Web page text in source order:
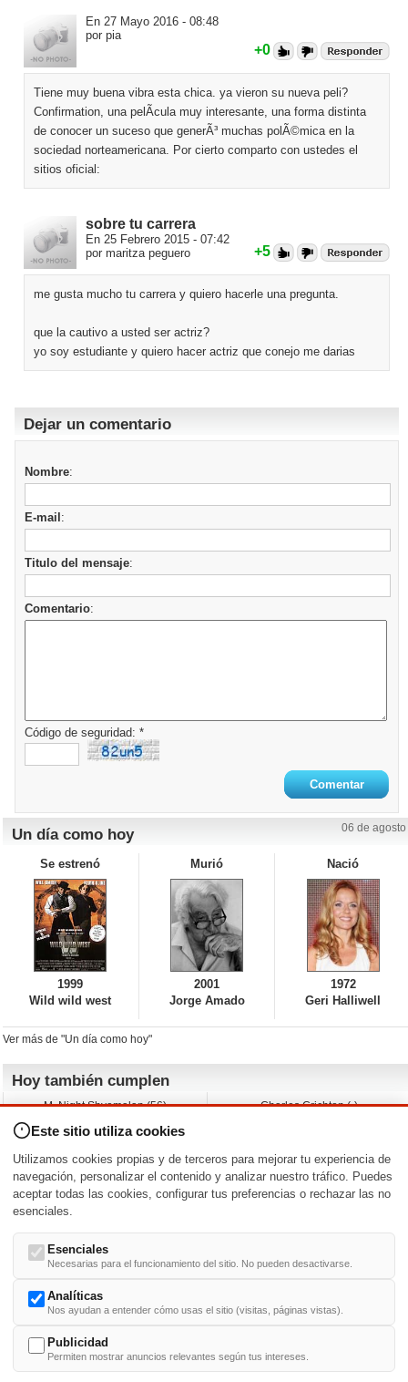
En 27 Mayo 2016 - 08:48
por pia
+0
Tiene muy buena vibra esta chica. ya vieron su nueva peli?
Confirmation, una pelÃ­cula muy interesante, una forma distinta
de conocer un suceso que generÃ³ muchas polÃ©mica en la
sociedad norteamericana. Por cierto comparto con ustedes el
sitios oficial:
sobre tu carrera
En 25 Febrero 2015 - 07:42
por maritza peguero
+5
me gusta mucho tu carrera y quiero hacerle una pregunta.
que la cautivo a usted ser actriz?
yo soy estudiante y quiero hacer actriz que conejo me darias
Dejar un comentario
Nombre:
E-mail :
Titulo del mensaje:
Comentario:
Código de seguridad: *
Un día como hoy 06 de agosto
Se estrenó
1999
Wild wild west
Murió
2001
Jorge Amado
Nació
1972
Geri Halliwell
Ver más de "Un día como hoy"
Hoy también cumplen
M. Night Shyamalan (56)
Andy Warhol (98)
Melissa George (50)
Vera Farmiga (53)
Charles Crichton (-)
Jeremy Ratchford (61)
Jason O’Mara (54)
Nacimientos y estrenos en la fecha
DD/MM /
-U- V- W- X - -
Este sitio utiliza cookies
Utilizamos cookies propias y de terceros para mejorar tu experiencia de
navegación, personalizar el contenido y analizar nuestro tráfico. Puedes
aceptar todas las cookies, configurar tus preferencias o rechazar las no
esenciales.
Esenciales
Necesarias para el funcionamiento del sitio. No pueden desactivarse.
Analíticas
Nos ayudan a entender cómo usas el sitio (visitas, páginas vistas).
Publicidad
Permiten mostrar anuncios relevantes según tus intereses.